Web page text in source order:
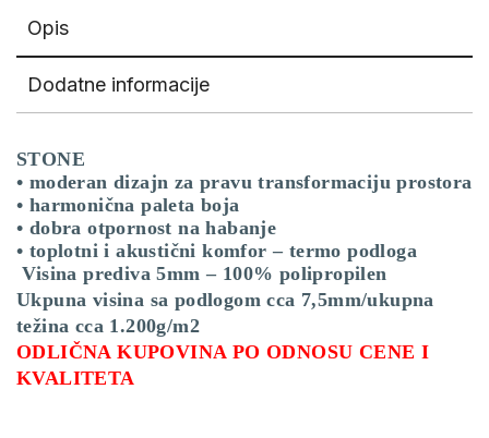
Opis
Dodatne informacije
STONE
• moderan dizajn za pravu transformaciju prostora
• harmonična paleta boja
• dobra otpornost na habanje
• toplotni i akustični komfor – termo podloga
Visina prediva 5mm – 100% polipropilen
Ukpuna visina sa podlogom cca 7,5mm/ukupna
težina cca 1.200g/m2
ODLIČNA KUPOVINA PO ODNOSU CENE I
KVALITETA